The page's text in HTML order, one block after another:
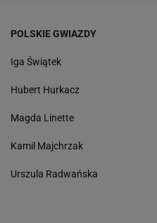
POLSKIE GWIAZDY
Iga Świątek
Hubert Hurkacz
Magda Linette
Kamil Majchrzak
Urszula Radwańska